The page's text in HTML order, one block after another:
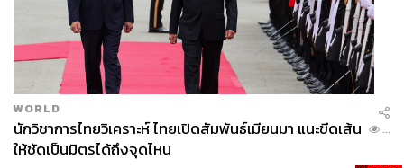
WORLD
นักวิชาการไทยวิเคราะห์ ไทยเปิดสัมพันธ์เมียนมา แนะขีดเส้น
ให้ชัดเป็นมิตรได้ถึงจุดไหน
...